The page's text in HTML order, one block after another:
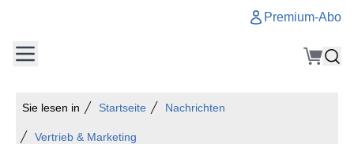
Premium-Abo
Sie lesen in Startseite Nachrichten
Vertrieb & Marketing